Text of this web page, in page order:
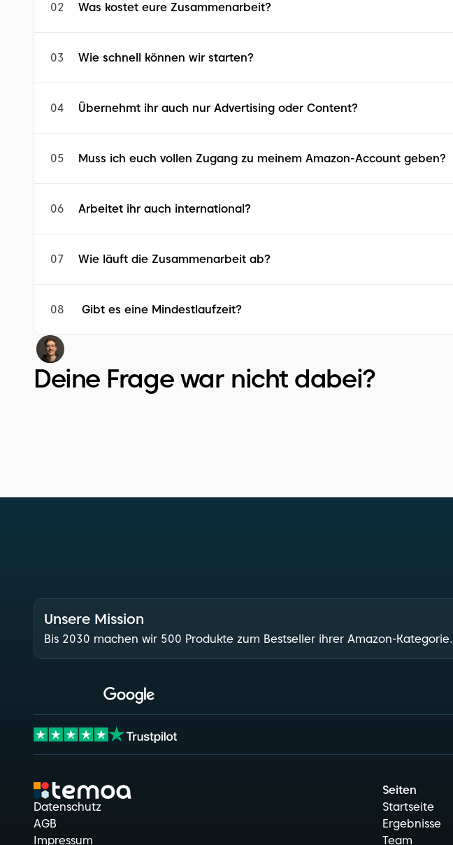
02 Was kostet eure Zusammenarbeit?
03 Wie schnell können wir starten?
04 Übernehmt ihr auch nur Advertising oder Content?
05 Muss ich euch vollen Zugang zu meinem Amazon-Account geben?
06 Arbeitet ihr auch international?
07 Wie läuft die Zusammenarbeit ab?
08 Gibt es eine Mindestlaufzeit?
Deine Frage war nicht dabei?
Unsere Mission
Bis 2030 machen wir 500 Produkte zum Bestseller ihrer Amazon-Kategorie.
Datenschutz
AGB
Impressum
Seiten
Startseite
Ergebnisse
Team